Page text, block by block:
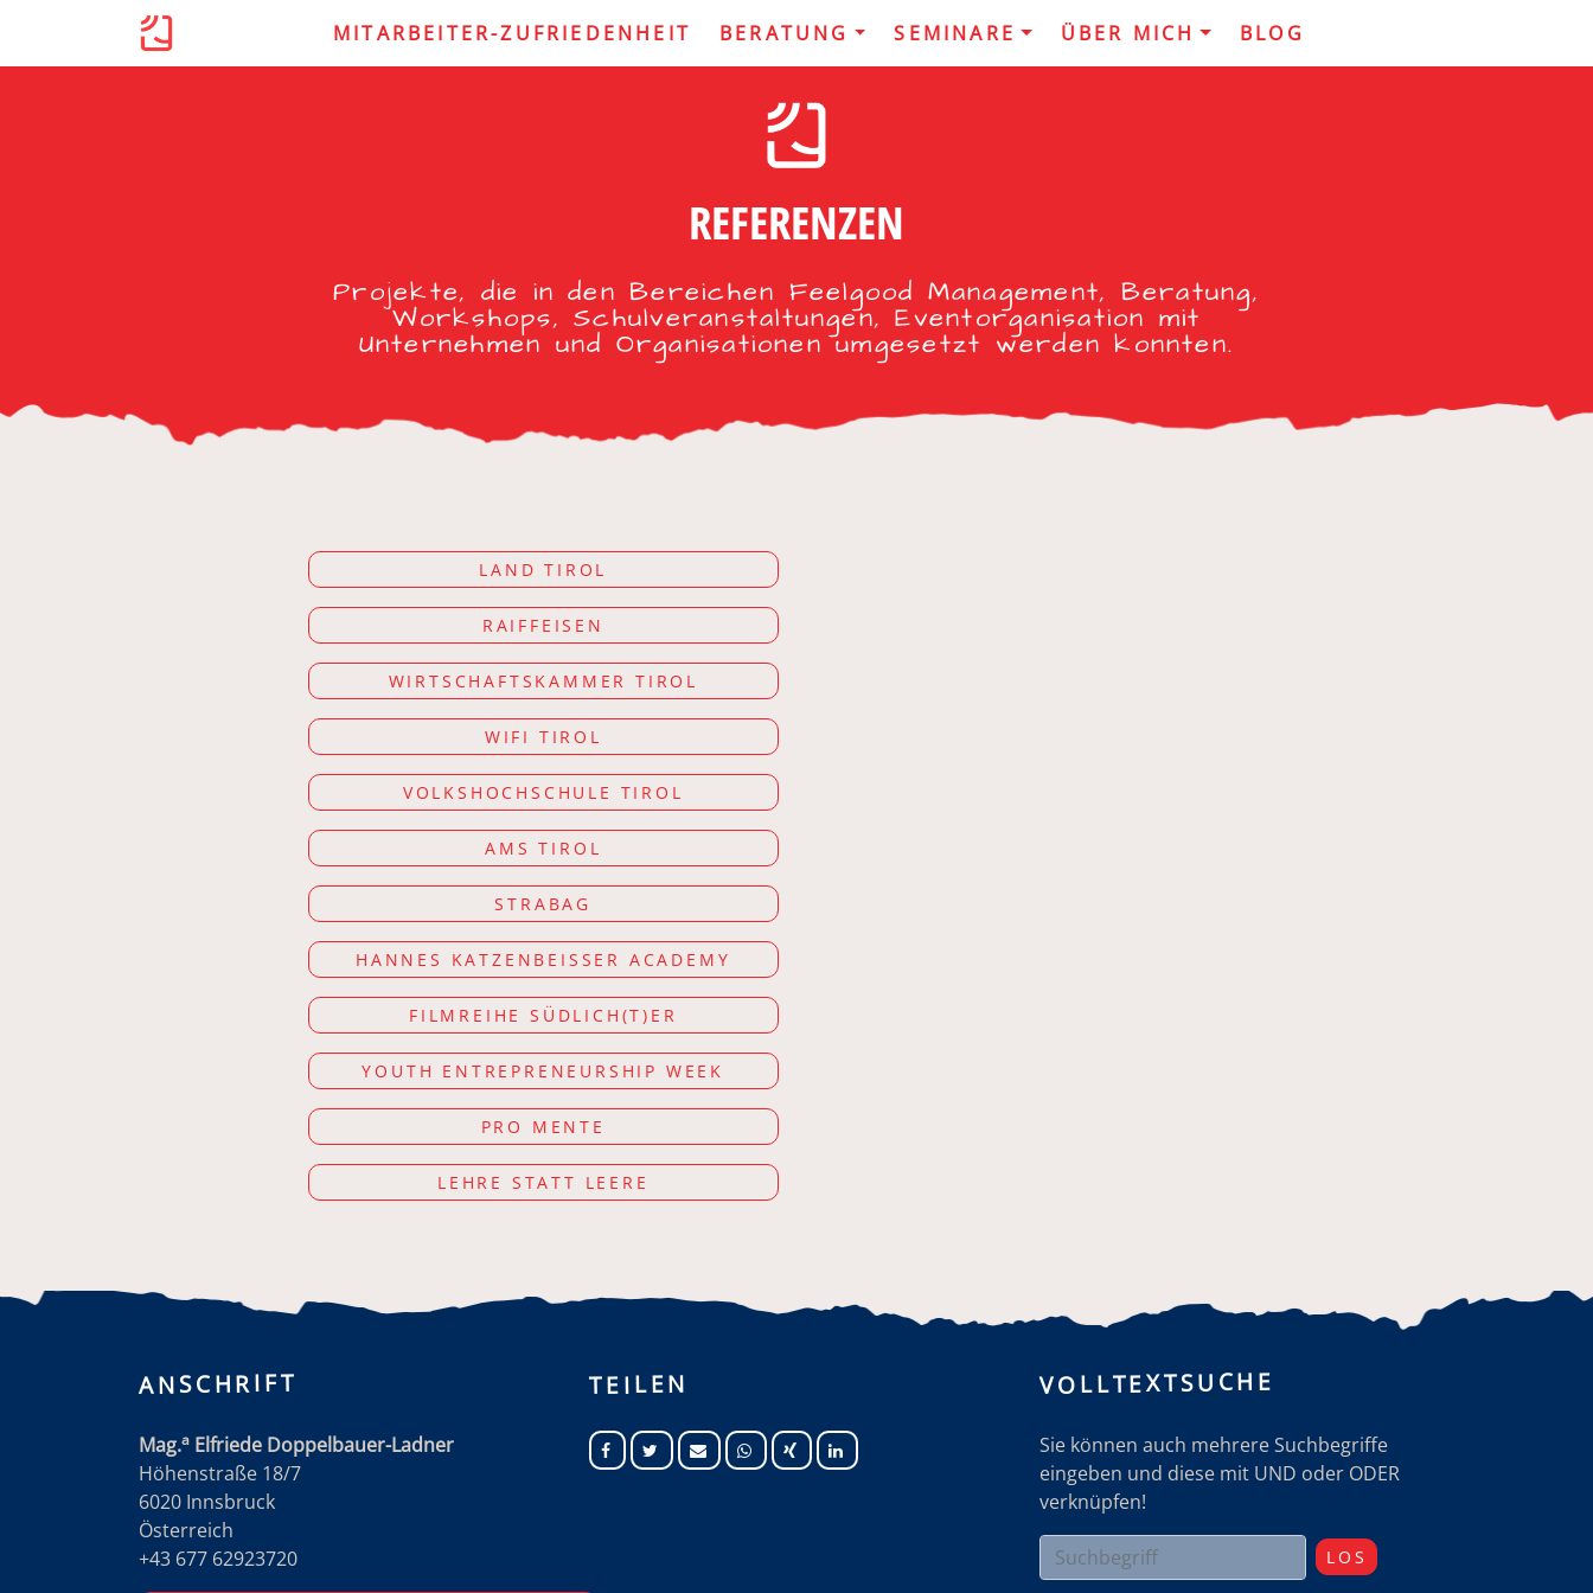
MITARBEITER-ZUFRIEDENHEIT BERATUNG SEMINARE ÜBER MICH BLOG
REFERENZEN
Projekte, die in den Bereichen Feelgood Management, Beratung,
Workshops, Schulveranstaltungen, Eventorganisation mit
Unternehmen und Organisationen umgesetzt werden konnten.
LAND TIROL
RAIFFEISEN
WIRTSCHAFTSKAMMER TIROL
WIFI TIROL
VOLKSHOCHSCHULE TIROL
AMS TIROL
STRABAG
HANNES KATZENBEISSER ACADEMY
FILMREIHE SÜDLICH(T)ER
YOUTH ENTREPRENEURSHIP WEEK
PRO MENTE
LEHRE STATT LEERE
ANSCHRIFT
Mag.a Elfriede Doppelbauer-Ladner
Höhenstraße 18/7
6020 Innsbruck
Österreich
+43 677 62923720
TEILEN VOLLTEXTSUCHE
Sie können auch mehrere Suchbegriffe
eingeben und diese mit UND oder ODER
verknüpfen!
LOS